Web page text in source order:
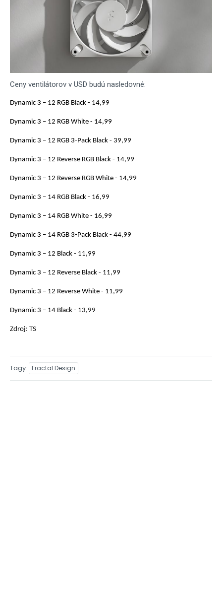
Ceny ventilátorov v USD budú nasledovné:
Dynamic 3 – 12 RGB Black - 14,99
Dynamic 3 – 12 RGB White - 14,99
Dynamic 3 – 12 RGB 3-Pack Black - 39,99
Dynamic 3 – 12 Reverse RGB Black - 14,99
Dynamic 3 – 12 Reverse RGB White - 14,99
Dynamic 3 – 14 RGB Black - 16,99
Dynamic 3 – 14 RGB White - 16,99
Dynamic 3 – 14 RGB 3-Pack Black - 44,99
Dynamic 3 – 12 Black - 11,99
Dynamic 3 – 12 Reverse Black - 11,99
Dynamic 3 – 12 Reverse White - 11,99
Dynamic 3 – 14 Black - 13,99
Zdroj: TS
Tagy Fractal Design